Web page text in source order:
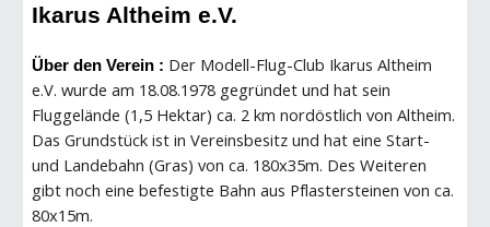
Ikarus Altheim e.V.
Über den Verein : Der Modell-Flug-Club Ikarus Altheim
e.V. wurde am 18.08.1978 gegründet und hat sein
Fluggelände (1,5 Hektar) ca. 2 km nordöstlich von Altheim.
Das Grundstück ist in Vereinsbesitz und hat eine Start-
und Landebahn (Gras) von ca. 180x35m. Des Weiteren
gibt noch eine befestigte Bahn aus Pflastersteinen von ca.
80x15m.